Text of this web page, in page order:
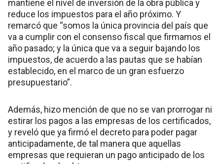
mantiene el nivel de inversión de la obra pública y
reduce los impuestos para el año próximo. Y
remarcó que “somos la única provincia del país que
va a cumplir con el consenso fiscal que firmamos el
año pasado; y la única que va a seguir bajando los
impuestos, de acuerdo a las pautas que se habían
establecido, en el marco de un gran esfuerzo
presupuestario”.
Además, hizo mención de que no se van prorrogar ni
estirar los pagos a las empresas de los certificados,
y reveló que ya firmó el decreto para poder pagar
anticipadamente, de tal manera que aquellas
empresas que requieran un pago anticipado de los